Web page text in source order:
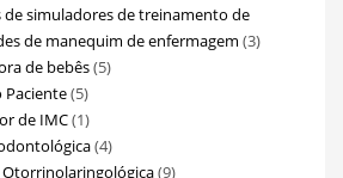
produtos
de simuladores de treinamento de
de manequim de enfermagem 33
de bebês 55
Paciente 55
produtos
de IMC 11
produto
44
produtos
Otorrinolaringológica 99